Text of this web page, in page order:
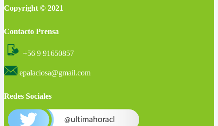
Copyright © 2021
Contacto Prensa
+56 9 91650857
epalaciosa@gmail.com
Redes Sociales